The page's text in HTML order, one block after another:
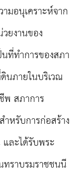
มอนุเคราะห์จาก
ยงานของ
ที่ทำการของสภา
นภายในบริเวณ
พ สภาการ
หรับการก่อสร้าง
ละได้รับพระ
ราบรมราชชนนี